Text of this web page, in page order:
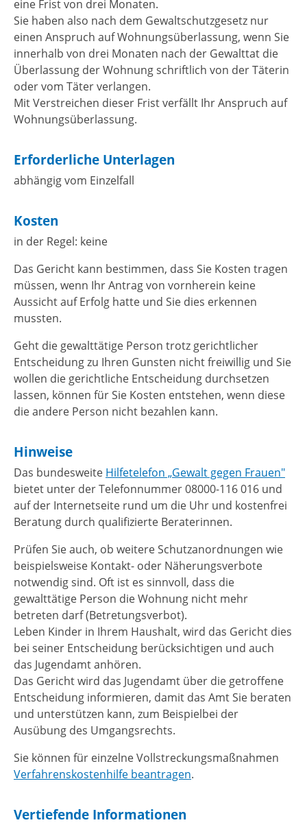
eine Frist von drei Monaten.
Sie haben also nach dem Gewaltschutzgesetz nur
einen Anspruch auf Wohnungsüberlassung, wenn Sie
innerhalb von drei Monaten nach der Gewalttat die
Überlassung der Wohnung schriftlich von der Täterin
oder vom Täter verlangen.
Mit Verstreichen dieser Frist verfällt Ihr Anspruch auf
Wohnungsüberlassung.
Erforderliche Unterlagen
abhängig vom Einzelfall
Kosten
in der Regel: keine
Das Gericht kann bestimmen, dass Sie Kosten tragen
müssen, wenn Ihr Antrag von vornherein keine
Aussicht auf Erfolg hatte und Sie dies erkennen
mussten.
Geht die gewalttätige Person trotz gerichtlicher
Entscheidung zu Ihren Gunsten nicht freiwillig und Sie
wollen die gerichtliche Entscheidung durchsetzen
lassen, können für Sie Kosten entstehen, wenn diese
die andere Person nicht bezahlen kann.
Hinweise
Das bundesweite Hilfetelefon „Gewalt gegen Frauen"
bietet unter der Telefonnummer 08000-116 016 und
auf der Internetseite rund um die Uhr und kostenfrei
Beratung durch qualifizierte Beraterinnen.
Prüfen Sie auch, ob weitere Schutzanordnungen wie
beispielsweise Kontakt- oder Näherungsverbote
notwendig sind. Oft ist es sinnvoll, dass die
gewalttätige Person die Wohnung nicht mehr
betreten darf (Betretungsverbot).
Leben Kinder in Ihrem Haushalt, wird das Gericht dies
bei seiner Entscheidung berücksichtigen und auch
das Jugendamt anhören.
Das Gericht wird das Jugendamt über die getroffene
Entscheidung informieren, damit das Amt Sie beraten
und unterstützen kann, zum Beispielbei der
Ausübung des Umgangsrechts.
Sie können für einzelne Vollstreckungsmaßnahmen
Verfahrenskostenhilfe beantragen.
Vertiefende Informationen